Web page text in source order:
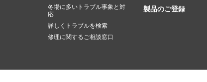
冬場に多いトラブル事象と対
応
詳しくトラブルを検索
修理に関するご相談窓口
製品のご登録